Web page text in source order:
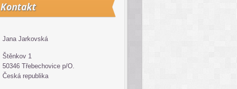
Kontakt
Jana Jarkovská
Štěnkov 1
50346 Třebechovice p/O.
Česká republika